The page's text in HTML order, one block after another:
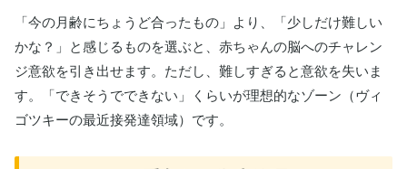
「今の月齢にちょうど合ったもの」より、「少しだけ難しい
かな？」と感じるものを選ぶと、赤ちゃんの脳へのチャレン
ジ意欲を引き出せます。ただし、難しすぎると意欲を失いま
す。「できそうでできない」くらいが理想的なゾーン（ヴィ
ゴツキーの最近接発達領域）です。